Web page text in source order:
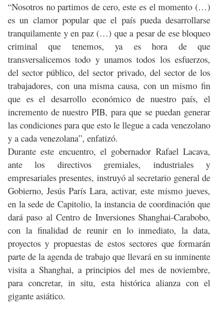
“Nosotros no partimos de cero, este es el momento (…)
es un clamor popular que el país pueda desarrollarse
tranquilamente y en paz (…) que a pesar de ese bloqueo
criminal que tenemos, ya es hora de que
transversalicemos todo y unamos todos los esfuerzos,
del sector público, del sector privado, del sector de los
trabajadores, con una misma causa, con un mismo fin
que es el desarrollo económico de nuestro país, el
incremento de nuestro PIB, para que se puedan generar
las condiciones para que esto le llegue a cada venezolano
y a cada venezolana”, enfatizó.
Durante este encuentro, el gobernador Rafael Lacava,
ante los directivos gremiales, industriales y
empresariales presentes, instruyó al secretario general de
Gobierno, Jesús París Lara, activar, este mismo jueves,
en la sede de Capitolio, la instancia de coordinación que
dará paso al Centro de Inversiones Shanghai-Carabobo,
con la finalidad de reunir en lo inmediato, la data,
proyectos y propuestas de estos sectores que formarán
parte de la agenda de trabajo que llevará en su inminente
visita a Shanghai, a principios del mes de noviembre,
para concretar, in situ, esta histórica alianza con el
gigante asiático.